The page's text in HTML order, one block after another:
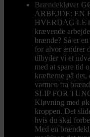
Brændekløver
ARBEJDE:
HVERDAG
krævende
brænde? Så er
for alvor ændrer
tilbyder vi et
med at spare tid
kræfterne på
varmen fra
SLIP FOR
Kløvning med
kroppen. Det
hvis du skal
Med en